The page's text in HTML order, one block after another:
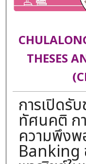
THESES
การเปิดรั
ทัศนคติ ก
ความพึงพ
Banking